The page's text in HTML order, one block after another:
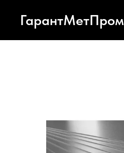
ГарантМетПром